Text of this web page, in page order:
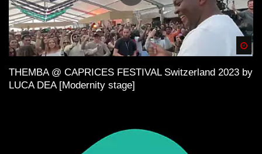
THEMBA @ CAPRICES FESTIVAL Switzerland 2023 by
LUCA DEA [Modernity stage]